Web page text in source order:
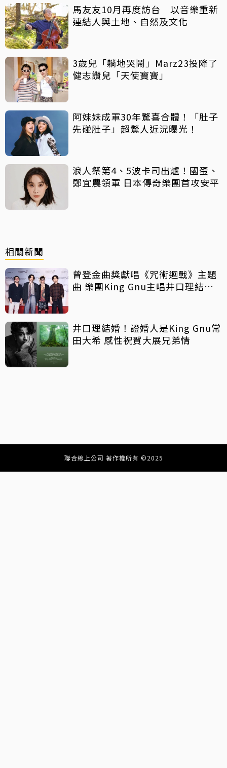
馬友友10月再度訪台 以音樂重新
連結人與土地、自然及文化
3歲兒「躺地哭鬧」Marz23投降了
健志讚兒「天使寶寶」
阿妹妹成軍30年驚喜合體！「肚子
先碰肚子」超驚人近況曝光！
浪人祭第4、5波卡司出爐！國蛋、
鄭宜農領軍 日本傳奇樂團首攻安平
相關新聞
曾登金曲獎獻唱《咒術迴戰》主題
曲 樂團King Gnu主唱井口理結婚
井口理結婚！證婚人是King Gnu常
田大希 感性祝賀大展兄弟情
聯合線上公司 著作權所有 ©2025